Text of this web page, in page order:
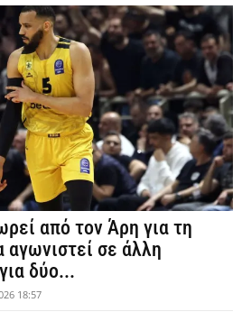
από τον Άρη για τη
σε άλλη
δύο...
18:57